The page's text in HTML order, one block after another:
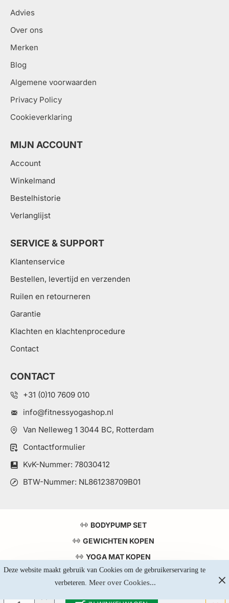
Deze website maakt gebruik van Cookies om de gebruikerservaring te
verbeteren. Meer over Cookies...
Advies
Over ons
Merken
Blog
Algemene voorwaarden
Privacy Policy
Cookieverklaring
MIJN ACCOUNT
Account
Winkelmand
Bestelhistorie
Verlanglijst
SERVICE & SUPPORT
Klantenservice
Bestellen, levertijd en verzenden
Ruilen en retourneren
Garantie
Klachten en klachtenprocedure
Contact
CONTACT
+31 (0)10 7609 010
info@fitnessyogashop.nl
Van Nelleweg 1 3044 BC, Rotterdam
Contactformulier
KvK-Nummer: 78030412
BTW-Nummer: NL861238709B01
BODYPUMP SET
GEWICHTEN KOPEN
YOGA MAT KOPEN
TOP 5 KRACHTSTATIONS